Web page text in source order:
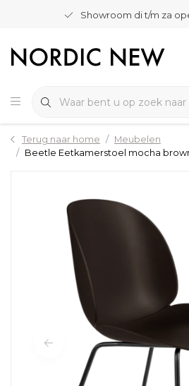
Showroom di t/m za
Terug naar home
Meubelen
Beetle Eetkamerstoel mocha